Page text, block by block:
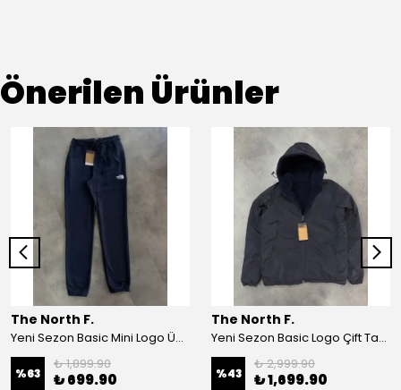
Önerilen Ürünler
The North F.
Yeni Sezon Basic Mini Logo Üç İplik Eşofman Altı
%63
₺ 1,899.90
₺ 699.90
The North F.
Yeni Sezon Basic Logo Çift Taraflı Peluş Ceket
%43
₺ 2,999.90
₺ 1,699.90